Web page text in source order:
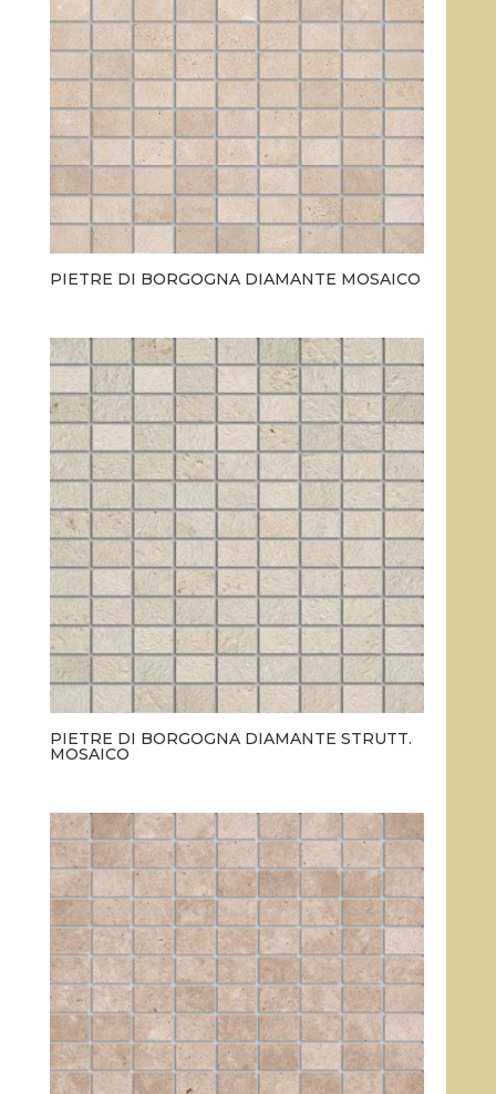
PIETRE DI BORGOGNA DIAMANTE MOSAICO
PIETRE DI BORGOGNA DIAMANTE STRUTT.
MOSAICO